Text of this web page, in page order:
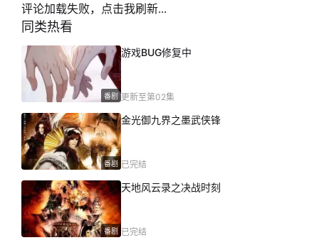
落。多年之后，道门新星寂无初惊艳出世，来历
成谜的他，竟身负圣武气息，为动荡不安武林再
添变数，道不尽的恩怨情仇，挥不去的刀剑风
云，欲知一连串精彩剧情，请勿错过霹雳布袋戏
最新强档──霹雳邪章之道劫龙战。
评论加载失败，点击我刷新...
同类热看
番剧
游戏BUG修复中
更新至第02集
番剧
金光御九界之墨武侠锋
已完结
番剧
天地风云录之决战时刻
已完结